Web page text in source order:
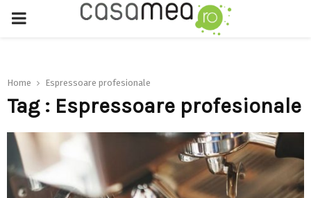
PRIMARY
Home Espressoare profesionale
Tag : Espressoare profesionale